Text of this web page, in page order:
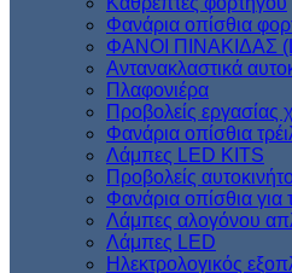
Φανάρια οπίσθια
ΦΑΝΟΙ ΠΙΝΑΚΙΔΑΣ
Aντανακλαστικά
Πλαφονιέρα
Προβολείς εργασίας
Φανάρια οπίσθια
Λάμπες LED KITS
Προβολείς
Φανάρια οπίσθια για
Λάμπες αλογόνου
Λάμπες LED
Ηλεκτρολογικός